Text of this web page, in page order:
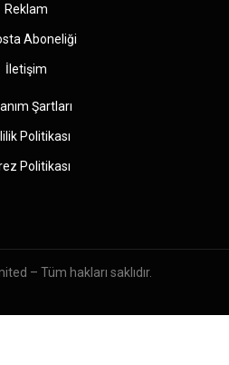
Reklam
Aboneliği
İletişim
Şartları
Politikası
Politikası
– Tüm hakları saklıdır.